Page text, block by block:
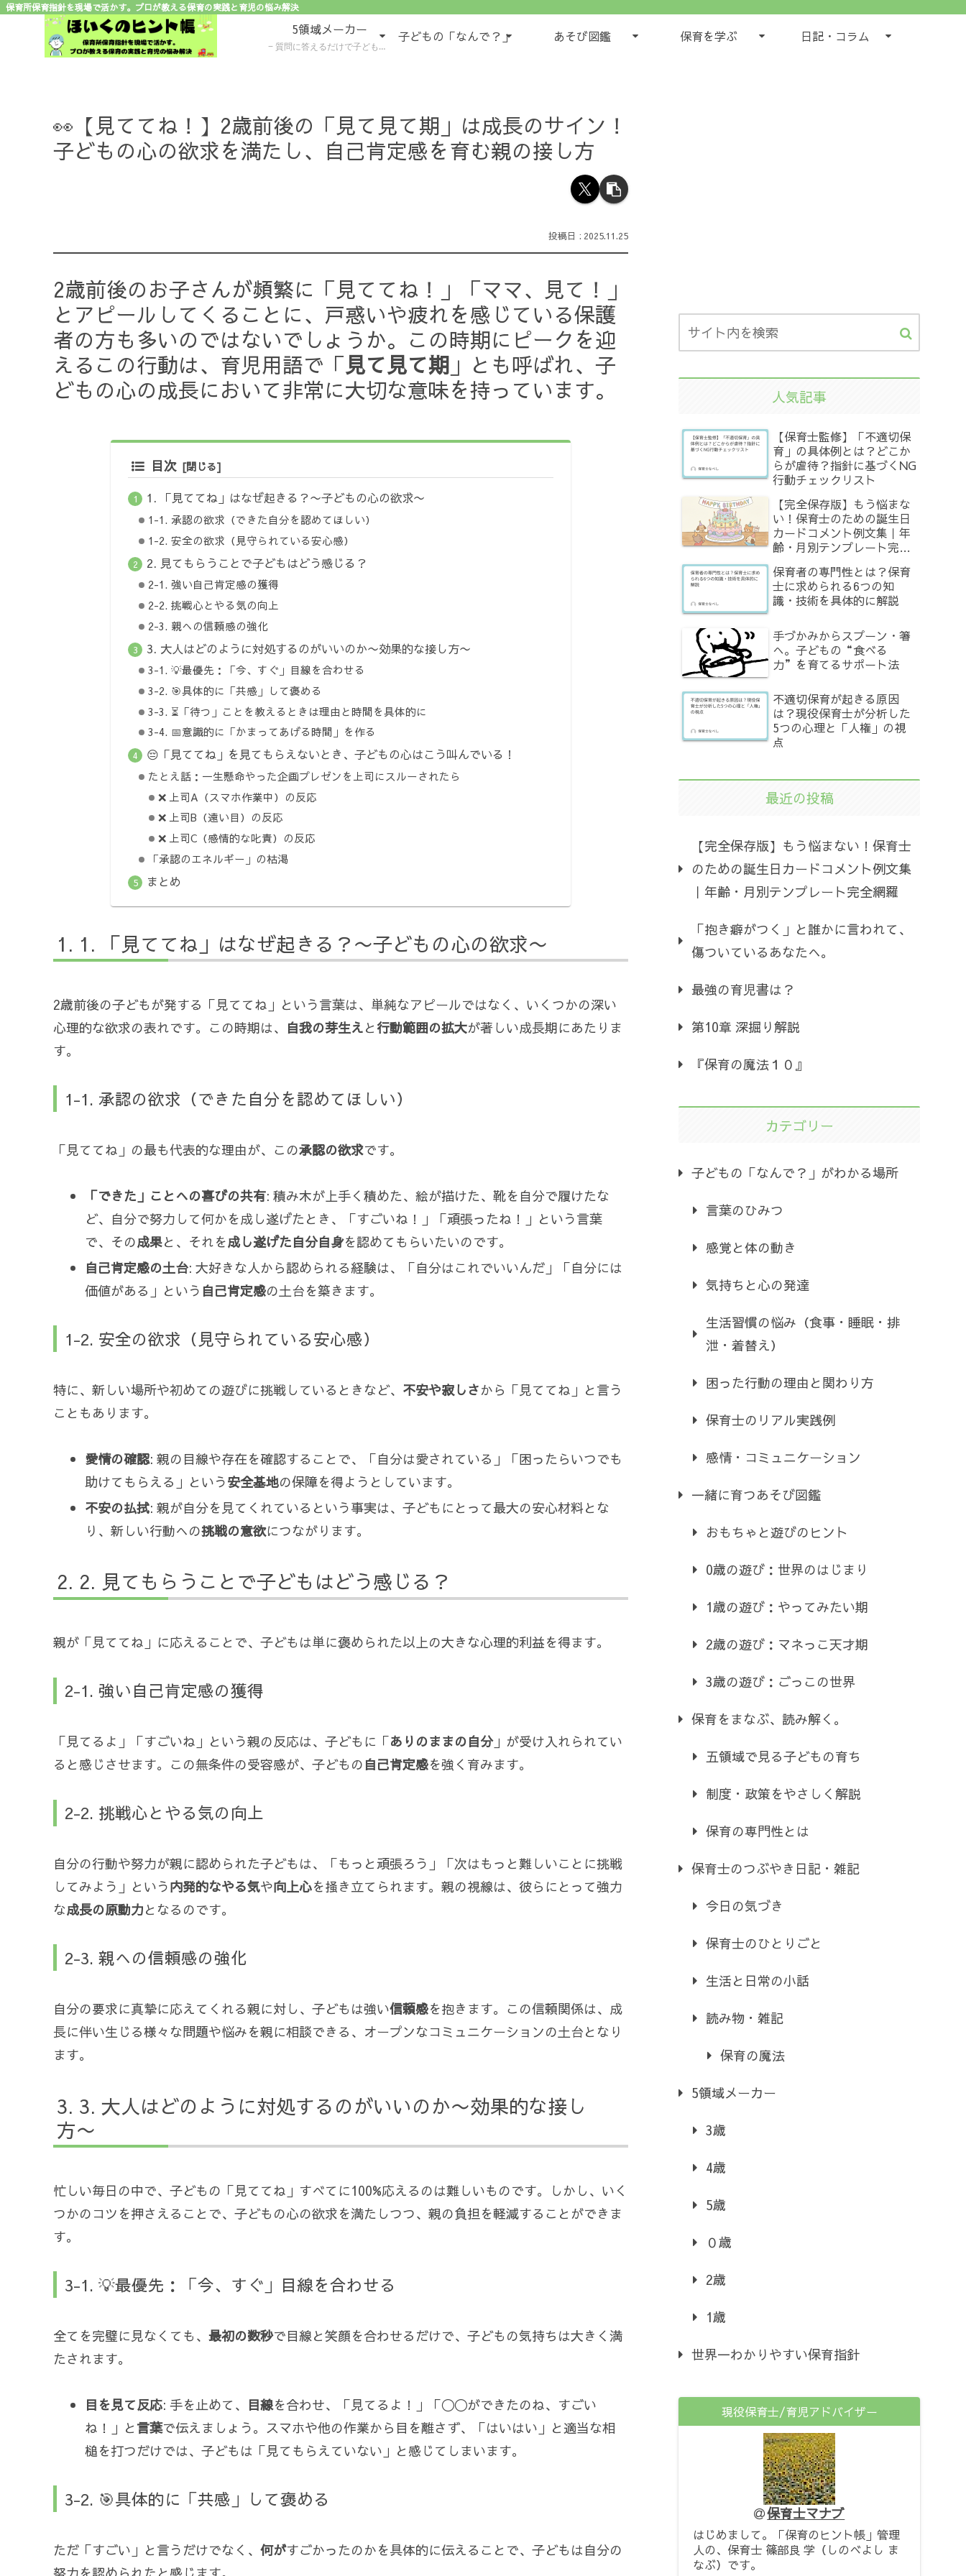
保育所保育指針を現場で活かす。プロが教える保育の実践と育児の悩み解決
5領域メーカー
質問に答えるだけで子どもの様子が５領域で書けるツール
子どもの「なんで？」 あそび図鑑 保育を学ぶ 日記・コラム
👀【見ててね！】2歳前後の「見て見て期」は成長のサイン！
子どもの心の欲求を満たし、自己肯定感を育む親の接し方
2025.11.25
2歳前後のお子さんが頻繁に「見ててね！」「ママ、見て！」
とアピールしてくることに、戸惑いや疲れを感じている保護
者の方も多いのではないでしょうか。この時期にピークを迎
えるこの行動は、育児用語で「見て見て期 」とも呼ばれ、子
どもの心の成長において非常に大切な意味を持っています。
目次
1. 「見ててね」はなぜ起きる？〜子どもの心の欲求〜
1-1. 承認の欲求（できた自分を認めてほしい）
1-2. 安全の欲求（見守られている安心感）
2. 見てもらうことで子どもはどう感じる？
2-1. 強い自己肯定感の獲得
2-2. 挑戦心とやる気の向上
2-3. 親への信頼感の強化
3. 大人はどのように対処するのがいいのか〜効果的な接し方〜
3-1. 💡最優先：「今、すぐ」目線を合わせる
3-2. 🎯具体的に「共感」して褒める
3-3. ⏳「待つ」ことを教えるときは理由と時間を具体的に
3-4. 📅意識的に「かまってあげる時間」を作る
😔「見ててね」を見てもらえないとき、子どもの心はこう叫んでいる！
たとえ話：一生懸命やった企画プレゼンを上司にスルーされたら
❌ 上司A（スマホ作業中）の反応
❌ 上司B（遠い目）の反応
❌ 上司C（感情的な叱責）の反応
「承認のエネルギー」の枯渇
まとめ
1. 「見ててね」はなぜ起きる？〜子どもの心の欲求〜
2歳前後の子どもが発する「見ててね」という言葉は、単純なアピールではなく、いくつかの深い
心理的な欲求の表れです。この時期は、 自我の芽生えと 行動範囲の拡大が著しい成長期にあたりま
す。
1-1. 承認の欲求（できた自分を認めてほしい）
「見ててね」の最も代表的な理由が、この承認の欲求です。
「できた」ことへの喜びの共有: 積み木が上手く積めた、絵が描けた、靴を自分で履けたな
ど、自分で努力して何かを成し遂げたとき、「すごいね！」「頑張ったね！」という言葉
で、その成果と、それを成し遂げた自分自身を認めてもらいたいのです。
自己肯定感の土台: 大好きな人から認められる経験は、「自分はこれでいいんだ」「自分には
価値がある」という 自己肯定感の土台を築きます。
1-2. 安全の欲求（見守られている安心感）
特に、新しい場所や初めての遊びに挑戦しているときなど、 不安や寂しさから「見ててね」と言う
こともあります。
愛情の確認: 親の目線や存在を確認することで、「自分は愛されている」「困ったらいつでも
助けてもらえる」という安全基地の保障を得ようとしています。
不安の払拭: 親が自分を見てくれているという事実は、子どもにとって最大の安心材料とな
り、新しい行動への挑戦の意欲につながります。
2. 見てもらうことで子どもはどう感じる？
親が「見ててね」に応えることで、子どもは単に褒められた以上の大きな心理的利益を得ます。
2-1. 強い自己肯定感の獲得
「見てるよ」「すごいね」という親の反応は、子どもに「ありのままの自分」が受け入れられてい
ると感じさせます。この無条件の受容感が、子どもの 自己肯定感を強く育みます。
2-2. 挑戦心とやる気の向上
自分の行動や努力が親に認められた子どもは、「もっと頑張ろう」「次はもっと難しいことに挑戦
してみよう」という内発的なやる気や向上心を掻き立てられます。親の視線は、彼らにとって強力
な成長の原動力となるのです。
2-3. 親への信頼感の強化
自分の要求に真摯に応えてくれる親に対し、子どもは強い信頼感を抱きます。この信頼関係は、成
長に伴い生じる様々な問題や悩みを親に相談できる、オープンなコミュニケーションの土台となり
ます。
3. 大人はどのように対処するのがいいのか〜効果的な接し
方〜
忙しい毎日の中で、子どもの「見ててね」すべてに100%応えるのは難しいものです。しかし、いく
つかのコツを押さえることで、子どもの心の欲求を満たしつつ、親の負担を軽減することができま
す。
3-1. 💡最優先：「今、すぐ」目線を合わせる
全てを完璧に見なくても、 最初の数秒で目線と笑顔を合わせるだけで、子どもの気持ちは大きく満
たされます。
目を見て反応: 手を止めて、 目線を合わせ、「見てるよ！」「〇〇ができたのね、すごい
ね！」と 言葉で伝えましょう。スマホや他の作業から目を離さず、「はいはい」と適当な相
槌を打つだけでは、子どもは「見てもらえていない」と感じてしまいます。
3-2. 🎯具体的に「共感」して褒める
ただ「すごい」と言うだけでなく、 何がすごかったのかを具体的に伝えることで、子どもは自分の
人気記事
【保育士監修】「不適切保
育」の具体例とは？どこか
らが虐待？指針に基づくNG
行動チェックリスト
【完全保存版】もう悩まな
い！保育士のための誕生日
カードコメント例文集｜年
齢・月別テンプレート完全
保育者の専門性とは？保育
士に求められる6つの知
識・技術を具体的に解説
手づかみからスプーン・箸
へ。子どもの“食べる
力”を育てるサポート法
不適切保育が起きる原因
は？現役保育士が分析した
5つの心理と「人権」の視
点
最近の投稿
【完全保存版】もう悩まない！保育士
のための誕生日カードコメント例文集
｜年齢・月別テンプレート完全網羅
「抱き癖がつく」と誰かに言われて、
傷ついているあなたへ。
最強の育児書は？
第10章 深掘り解説
『保育の魔法１０』
カテゴリー
子どもの「なんで？」がわかる場所
言葉のひみつ
感覚と体の動き
気持ちと心の発達
生活習慣の悩み（食事・睡眠・排
泄・着替え）
困った行動の理由と関わり方
保育士のリアル実践例
感情・コミュニケーション
一緒に育つあそび図鑑
おもちゃと遊びのヒント
0歳の遊び：世界のはじまり
1歳の遊び：やってみたい期
2歳の遊び：マネっこ天才期
3歳の遊び：ごっこの世界
保育をまなぶ、読み解く。
五領域で見る子どもの育ち
制度・政策をやさしく解説
保育の専門性とは
保育士のつぶやき日記・雑記
今日の気づき
保育士のひとりごと
生活と日常の小話
読み物・雑記
保育の魔法
5領域メーカー
3歳
4歳
5歳
０歳
2歳
1歳
世界一わかりやすい保育指針
現役保育士/育児アドバイザー
保育士マナブ
はじめまして。「保育のヒント帳」管理
人の、保育士 篠部良 学（しのべよし ま
なぶ）です。